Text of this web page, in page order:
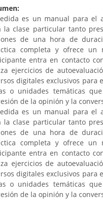
es un manual para el
la clase particular tanto
de una hora de
completa y ofrece un
entra en contacto
ejercicios de
digitales exclusivos para
o unidades temáticas
de la opinión y la
es un manual para el
la clase particular tanto
de una hora de
completa y ofrece un
entra en contacto
ejercicios de
digitales exclusivos para
o unidades temáticas
de la opinión y la